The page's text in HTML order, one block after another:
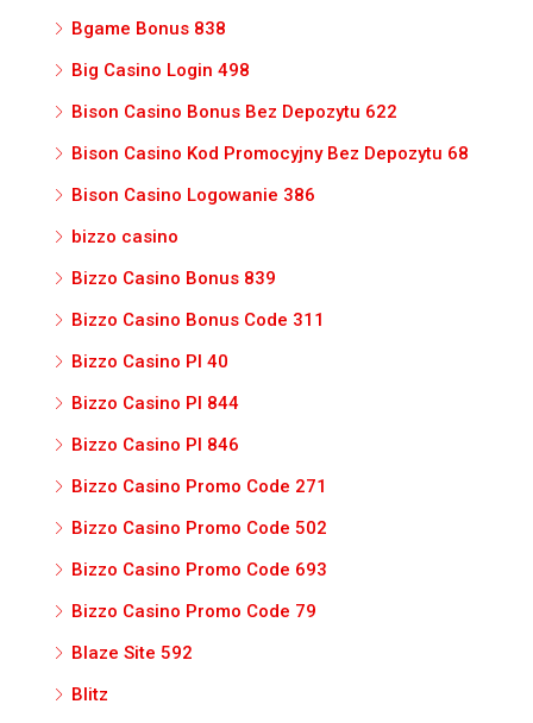
Bgame Bonus 838
Big Casino Login 498
Bison Casino Bonus Bez Depozytu 622
Bison Casino Kod Promocyjny Bez Depozytu 68
Bison Casino Logowanie 386
bizzo casino
Bizzo Casino Bonus 839
Bizzo Casino Bonus Code 311
Bizzo Casino Pl 40
Bizzo Casino Pl 844
Bizzo Casino Pl 846
Bizzo Casino Promo Code 271
Bizzo Casino Promo Code 502
Bizzo Casino Promo Code 693
Bizzo Casino Promo Code 79
Blaze Site 592
Blitz